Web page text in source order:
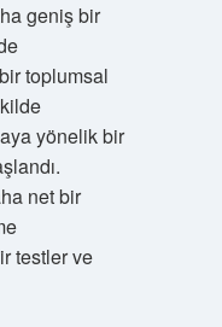
geniş bir
toplumsal
yönelik bir
net bir
testler ve